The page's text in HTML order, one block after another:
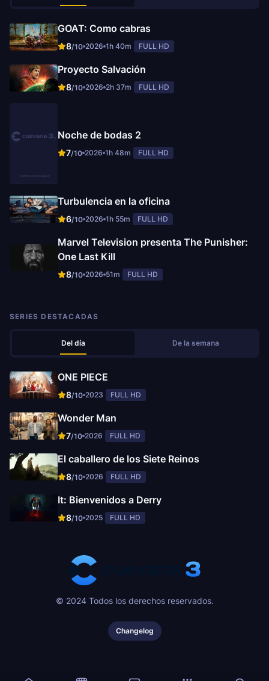
GOAT: Como cabras
8/10 2026 1h 40m FULL HD
Proyecto Salvación
8/10 2026 2h 37m FULL HD
Noche de bodas 2
7/10 2026 1h 48m FULL HD
Turbulencia en la oficina
6/10 2026 1h 55m FULL HD
Marvel Television presenta The Punisher:
One Last Kill
8/10 2026 51m FULL HD
SERIES DESTACADAS
Del día De la semana
ONE PIECE
8/10 2023 FULL HD
Wonder Man
7/10 2026 FULL HD
El caballero de los Siete Reinos
8/10 2026 FULL HD
It: Bienvenidos a Derry
8/10 2025 FULL HD
© 2024 Todos los derechos reservados.
Changelog